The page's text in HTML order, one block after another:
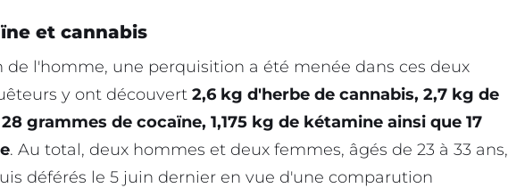
et cannabis
l'homme, une perquisition a été menée dans ces deux
y ont découvert 2,6 kg d'herbe de cannabis, 2,7 kg de
grammes de cocaïne, 1,175 kg de kétamine ainsi que 17
. Au total, deux hommes et deux femmes, âgés de 23 à 33 ans,
déférés le 5 juin dernier en vue d'une comparution